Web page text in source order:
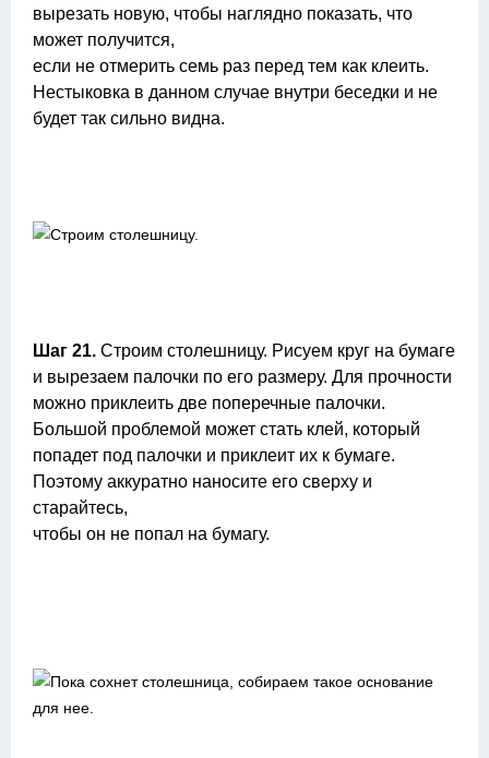
вырезать новую, чтобы наглядно показать, что
может получится,
если не отмерить семь раз перед тем как клеить.
Нестыковка в данном случае внутри беседки и не
будет так сильно видна.
Шаг 21. Строим столешницу. Рисуем круг на бумаге
и вырезаем палочки по его размеру. Для прочности
можно приклеить две поперечные палочки.
Большой проблемой может стать клей, который
попадет под палочки и приклеит их к бумаге.
Поэтому аккуратно наносите его сверху и
старайтесь,
чтобы он не попал на бумагу.